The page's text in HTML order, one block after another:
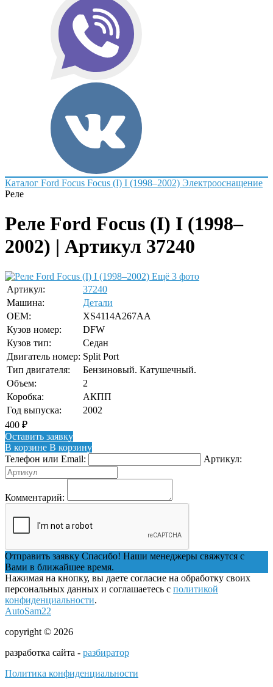
Каталог Ford Focus Focus (I) I (1998–2002) Электрооснащение
Реле
Реле Ford Focus (I) I (1998–
2002) | Артикул 37240
Ещё 3 фото
Артикул:
37240
Машина:
Детали
OEM:
XS4114A267AA
Кузов номер:
DFW
Кузов тип:
Седан
Двигатель номер: Split Port
Тип двигателя:
Бензиновый. Катушечный.
Объем:
2
Коробка:
АКПП
Год выпуска:
2002
400 ₽
Оставить заявку
В корзине В корзину
Телефон или Email:
Артикул:
Комментарий:
Отправить заявку Спасибо! Наши менеджеры свяжутся с
Вами в ближайшее время.
Нажимая на кнопку, вы даете согласие на обработку своих
персональных данных и соглашаетесь с политикой
конфиденциальности.
AutoSam22
copyright © 2026
разработка сайта - разбиратор
Политика конфиденциальности